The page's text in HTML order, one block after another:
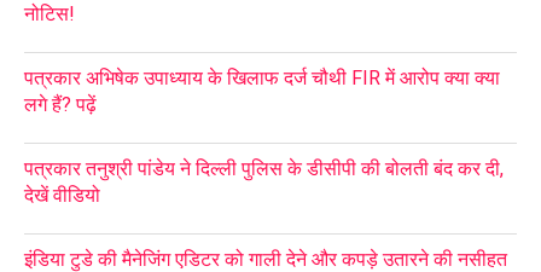
नोटिस!
पत्रकार अभिषेक उपाध्याय के खिलाफ दर्ज चौथी FIR में आरोप क्या क्या
लगे हैं? पढ़ें
पत्रकार तनुश्री पांडेय ने दिल्ली पुलिस के डीसीपी की बोलती बंद कर दी,
देखें वीडियो
इंडिया टुडे की मैनेजिंग एडिटर को गाली देने और कपड़े उतारने की नसीहत